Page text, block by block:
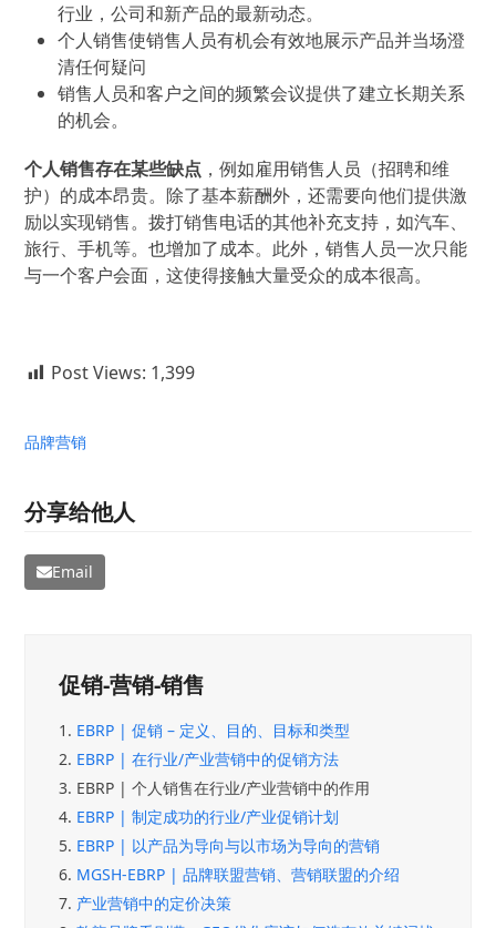
行业，公司和新产品的最新动态。
个人销售使销售人员有机会有效地展示产品并当场澄
清任何疑问
销售人员和客户之间的频繁会议提供了建立长期关系
的机会。
个人销售存在某些缺点 ，例如雇用销售人员（招聘和维
护）的成本昂贵。除了基本薪酬外，还需要向他们提供激
励以实现销售。拨打销售电话的其他补充支持，如汽车、
旅行、手机等。也增加了成本。此外，销售人员一次只能
与一个客户会面，这使得接触大量受众的成本很高。
Post Views: 1,399
品牌营销
分享给他人
Email
促销-营销-销售
1. EBRP | 促销 – 定义、目的、目标和类型
2. EBRP | 在行业/产业营销中的促销方法
3. EBRP | 个人销售在行业/产业营销中的作用
4. EBRP | 制定成功的行业/产业促销计划
5. EBRP | 以产品为导向与以市场为导向的营销
6. MGSH-EBRP | 品牌联盟营销、营销联盟的介绍
7. 产业营销中的定价决策